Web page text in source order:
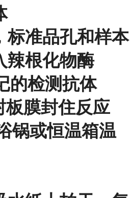
标准品孔和样本
辣根化物酶
的检测抗体
膜封住反应
锅或恒温箱温